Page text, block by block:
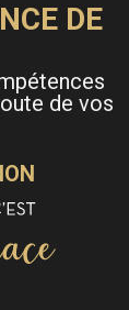
DE
de vos